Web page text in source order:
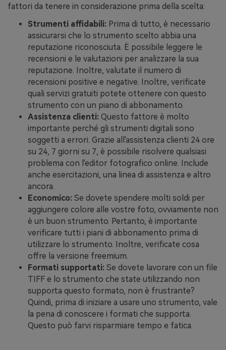
fattori da tenere in considerazione prima della scelta:
Strumenti affidabili: Prima di tutto, è necessario
assicurarsi che lo strumento scelto abbia una
reputazione riconosciuta. È possibile leggere le
recensioni e le valutazioni per analizzare la sua
reputazione. Inoltre, valutate il numero di
recensioni positive e negative. Inoltre, verificate
quali servizi gratuiti potete ottenere con questo
strumento con un piano di abbonamento.
Assistenza clienti: Questo fattore è molto
importante perché gli strumenti digitali sono
soggetti a errori. Grazie all'assistenza clienti 24 ore
su 24, 7 giorni su 7, è possibile risolvere qualsiasi
problema con l'editor fotografico online. Include
anche esercitazioni, una linea di assistenza e altro
ancora.
Economico: Se dovete spendere molti soldi per
aggiungere colore alle vostre foto, ovviamente non
è un buon strumento. Pertanto, è importante
verificare tutti i piani di abbonamento prima di
utilizzare lo strumento. Inoltre, verificate cosa
offre la versione freemium.
Formati supportati: Se dovete lavorare con un file
TIFF e lo strumento che state utilizzando non
supporta questo formato, non è frustrante?
Quindi, prima di iniziare a usare uno strumento, vale
la pena di conoscere i formati che supporta.
Questo può farvi risparmiare tempo e fatica.